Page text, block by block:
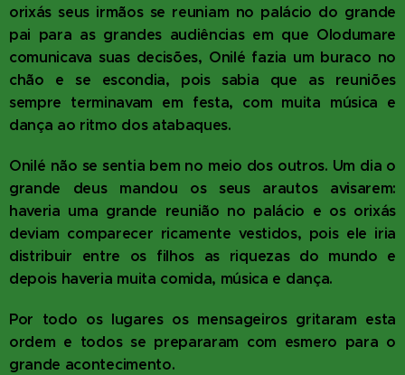
orixás seus irmãos se reuniam no palácio do grande
pai para as grandes audiências em que Olodumare
comunicava suas decisões, Onilé fazia um buraco no
chão e se escondia, pois sabia que as reuniões
sempre terminavam em festa, com muita música e
dança ao ritmo dos atabaques.
Onilé não se sentia bem no meio dos outros. Um dia o
grande deus mandou os seus arautos avisarem:
haveria uma grande reunião no palácio e os orixás
deviam comparecer ricamente vestidos, pois ele iria
distribuir entre os filhos as riquezas do mundo e
depois haveria muita comida, música e dança.
Por todo os lugares os mensageiros gritaram esta
ordem e todos se prepararam com esmero para o
grande acontecimento.